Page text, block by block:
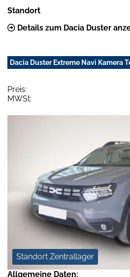
Standort
Details zum Dacia Duster
Dacia Duster Extreme Navi Kamera
Preis:
MWSt:
Standort Zentrallager
Allgemeine Daten: